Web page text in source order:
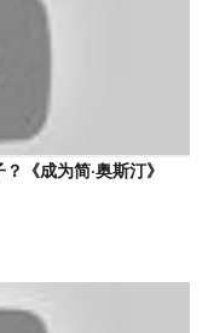
《成为简·奥斯汀》